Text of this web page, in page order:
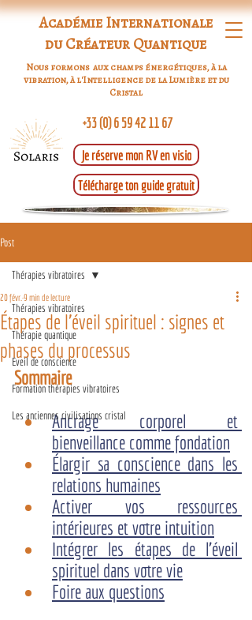
Académie Internationale
du Créateur Quantique
+33 (0) 6 59 42 11 67
Nous formons aux champs énergétiques, à la
vibration, à l'Intelligence de la Lumière et du
Cristal
Je réserve mon RV en visio
Télécharge ton guide gratuit
Post
Thérapies vibratoires
Thérapie quantique
Eveil de conscience
Formation thérapies vibratoires
Les anciennes civilisations cristal
Thérapies vibratoires
Étapes de l'éveil spirituel : signes et
phases du processus
20 févr. 9 min de lecture
Sommaire
Ancrage corporel et
bienveillance comme fondation
Élargir sa conscience dans les
relations humaines
Activer vos ressources
intérieures et votre intuition
Intégrer les étapes de l'éveil
spirituel dans votre vie
Foire aux questions